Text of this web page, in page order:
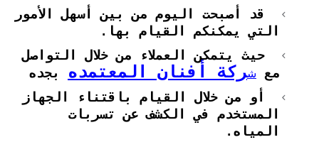
قد أصبحت اليوم من بين أسهل الأمور
التي يمكنكم القيام بها.
حيث يتمكن العملاء من خلال التواصل
مع شركة أفنان المعتمده بجده
أو من خلال القيام باقتناء الجهاز
المستخدم في الكشف عن تسربات
المياه.